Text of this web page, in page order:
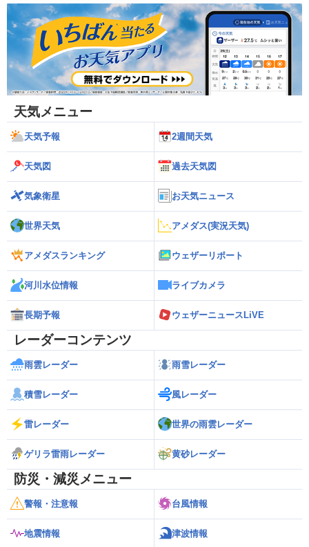
天気メニュー
天気予報 2週間天気
天気図 過去天気図
気象衛星 お天気ニュース
世界天気 アメダス(実況天気)
アメダスランキング ウェザーリポート
河川水位情報 ライブカメラ
長期予報 ウェザーニュースLiVE
レーダーコンテンツ
雨雲レーダー 雨雪レーダー
積雪レーダー 風レーダー
雷レーダー 世界の雨雲レーダー
ゲリラ雷雨レーダー 黄砂レーダー
防災・減災メニュー
警報・注意報 台風情報
地震情報 津波情報